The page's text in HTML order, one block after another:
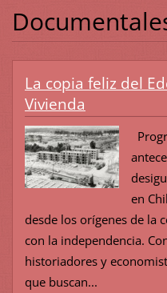
La copia feliz del
Vivienda
en
desde los orígenes de la
con la independencia.
historiadores y
que buscan...